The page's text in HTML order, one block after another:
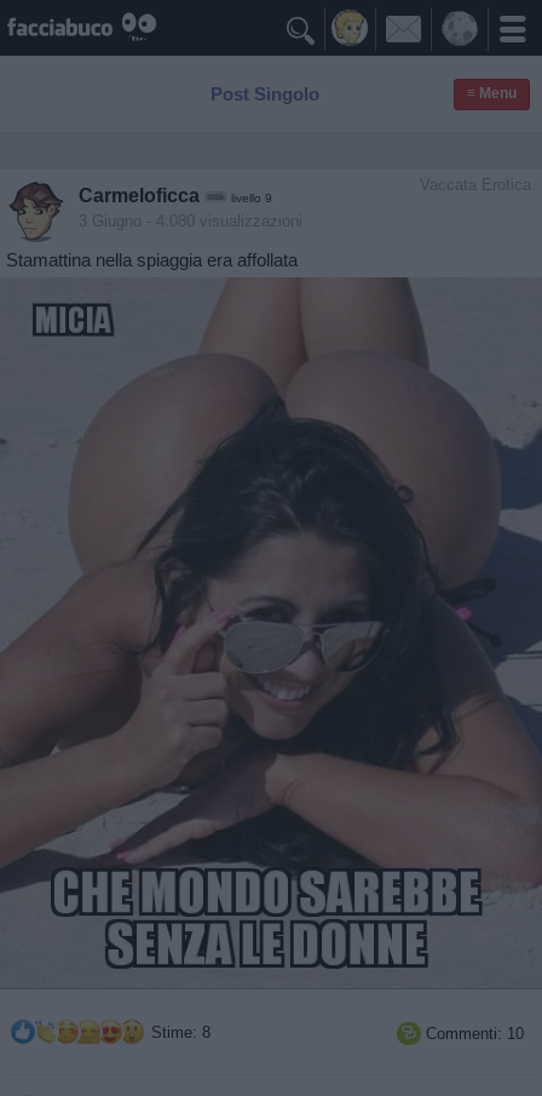

Post Singolo ≡ Menu
Vaccata Erotica
Carmeloficca livello 9
3 Giugno - 4.080 visualizzazioni
Stamattina nella spiaggia era affollata
Stime: 8  Commenti: 10